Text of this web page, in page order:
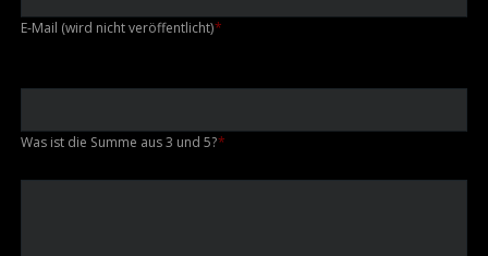
Pflichtfeld
E-Mail (wird nicht veröffentlicht)*
Was ist die Summe aus 3 und 5?*